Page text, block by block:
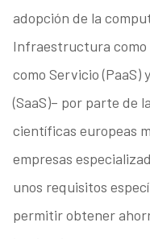
adopción de la
Infraestructura como
como Servicio (PaaS)
(SaaS)– por parte de
científicas europeas
empresas
unos requisitos
permitir obtener